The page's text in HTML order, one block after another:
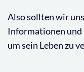
Also sollten wir
Informationen und
um sein Leben zu